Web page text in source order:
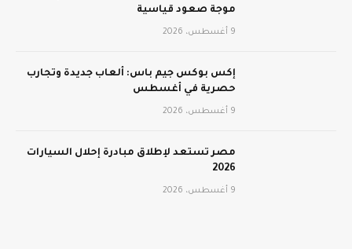
موجة صعود قياسية
9 أغسطس، 2026
إكس بوكس جيم باس: ألعاب جديدة وتجارب
حصرية في أغسطس
9 أغسطس، 2026
مصر تستعد لإطلاق مبادرة إحلال السيارات
2026
9 أغسطس، 2026